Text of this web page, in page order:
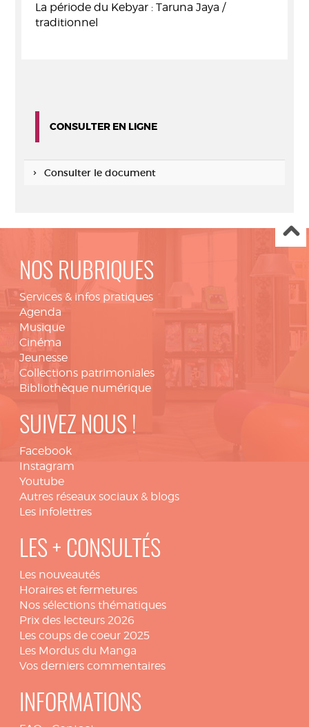
La période du Kebyar : Taruna Jaya /
traditionnel
CONSULTER EN LIGNE
Consulter le document
NOS RUBRIQUES
Services & infos pratiques
Agenda
Musique
Cinéma
Jeunesse
Collections patrimoniales
Bibliothèque numérique
SUIVEZ NOUS !
Facebook
Instagram
Youtube
Autres réseaux sociaux & blogs
Les infolettres
LES + CONSULTÉS
Les nouveautés
Horaires et fermetures
Nos sélections thématiques
Prix des lecteurs 2026
Les coups de coeur 2025
Les Mordus du Manga
Vos derniers commentaires
INFORMATIONS